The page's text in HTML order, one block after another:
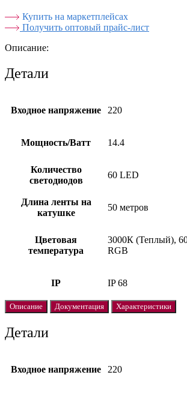
Купить на маркетплейсах
Получить оптовый прайс-лист
Описание:
Детали
Входное напряжение 220
Мощность/Ватт 14.4
Количество
светодиодов
60 LED
Длина ленты на
катушке
50 метров
Цветовая
температура
3000К (Теплый),
RGB
IP IP 68
Описание Документация Характеристики
Детали
Входное напряжение 220